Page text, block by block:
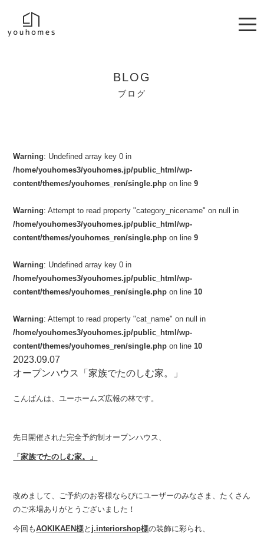
BLOG
ブログ
Warning: Undefined array key 0 in
/home/youhomes3/youhomes.jp/public_html/wp-
content/themes/youhomes_ren/single.php on line9
Warning: Attempt to read property "category_nicename" on null in
/home/youhomes3/youhomes.jp/public_html/wp-
content/themes/youhomes_ren/single.php on line9
Warning: Undefined array key 0 in
/home/youhomes3/youhomes.jp/public_html/wp-
content/themes/youhomes_ren/single.php on line10
Warning: Attempt to read property "cat_name" on null in
/home/youhomes3/youhomes.jp/public_html/wp-
content/themes/youhomes_ren/single.php on line10
2023.09.07
オープンハウス「家族でたのしむ家。」
こんばんは、ユーホームズ広報の林です。
先日開催された完全予約制オープンハウス、
「家族でたのしむ家。」
改めまして、ご予約のお客様ならびにユーザーのみなさま、たくさん
のご来場ありがとうございました！
今回もAOKIKAEN様と j.interiorshop様の装飾に彩られ、